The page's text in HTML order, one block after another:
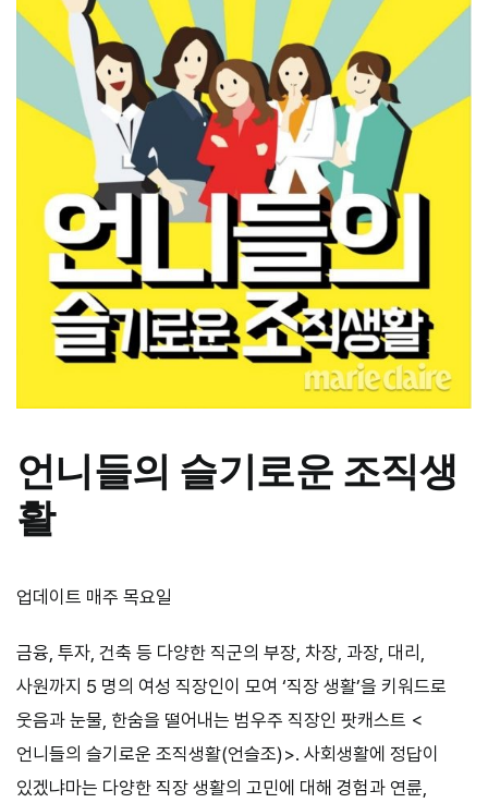
언니들의 슬기로운 조직생
활
업데이트 매주 목요일
금융, 투자, 건축 등 다양한 직군의 부장, 차장, 과장, 대리,
사원까지 5 명의 여성 직장인이 모여 ‘직장 생활’을 키워드로
웃음과 눈물, 한숨을 떨어내는 범우주 직장인 팟캐스트 <
언니들의 슬기로운 조직생활(언슬조)>. 사회생활에 정답이
있겠냐마는 다양한 직장 생활의 고민에 대해 경험과 연륜,